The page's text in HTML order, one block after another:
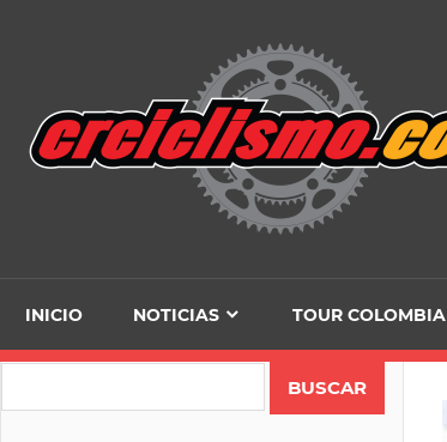
INICIO NOTICIAS TOUR COLOMBIA